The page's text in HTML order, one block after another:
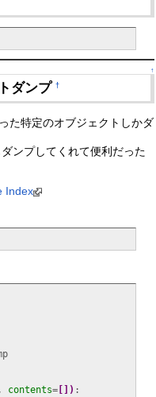
↑
ダンプ†
た特定のオブジェクトしかダ
ンプしてくれて便利だった
Index
contents=[ ) :